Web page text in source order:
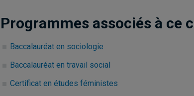
Programmes associés à ce
Baccalauréat en sociologie
Baccalauréat en travail social
Certificat en études féministes